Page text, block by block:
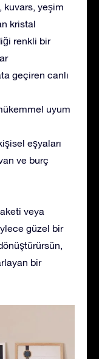
kuvars, yeşim
kristal
renkli bir
geçiren canlı
uyum
eşyaları
ve burç
veya
güzel bir
bir